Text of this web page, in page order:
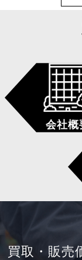
会社概
買取・販売